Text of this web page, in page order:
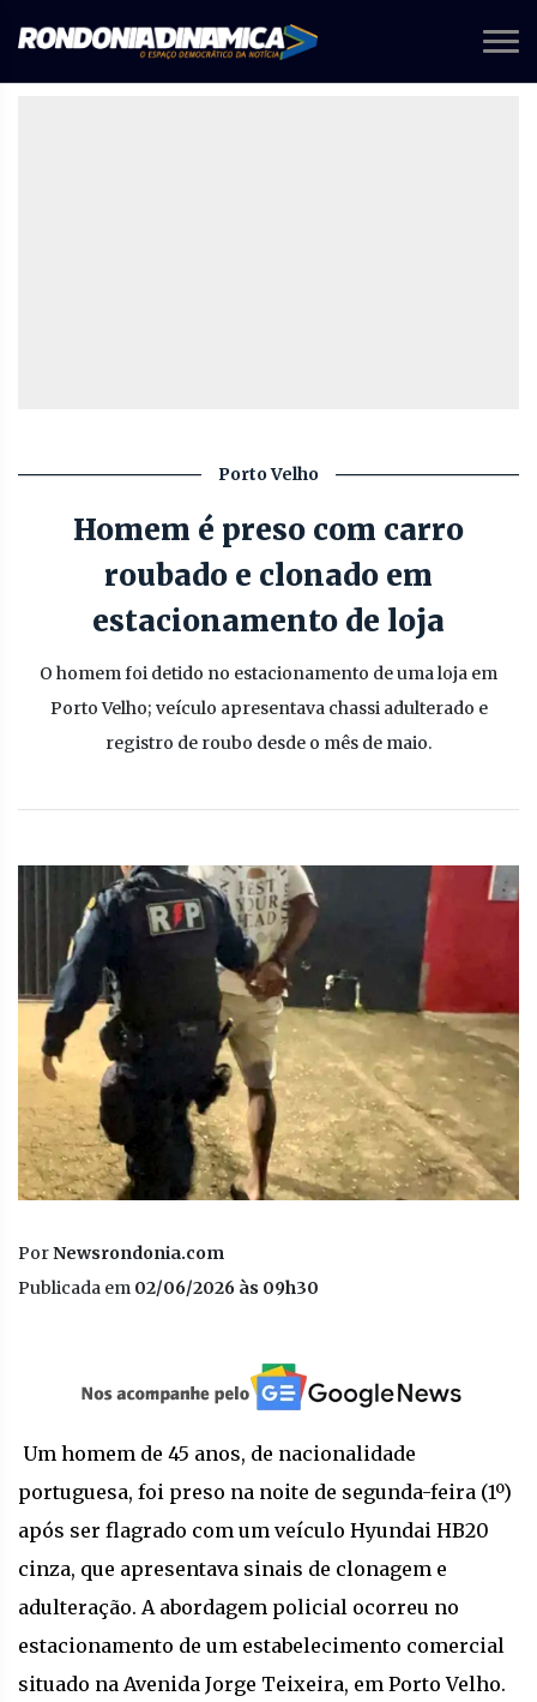
Porto Velho
Homem é preso com carro
roubado e clonado em
estacionamento de loja
O homem foi detido no estacionamento de uma loja em
Porto Velho; veículo apresentava chassi adulterado e
registro de roubo desde o mês de maio.
PorNewsrondonia.com
Publicada em 02/06/2026 às 09h30
Um homem de 45 anos, de nacionalidade
portuguesa, foi preso na noite de segunda-feira (1º)
após ser flagrado com um veículo Hyundai HB20
cinza, que apresentava sinais de clonagem e
adulteração. A abordagem policial ocorreu no
estacionamento de um estabelecimento comercial
situado na Avenida Jorge Teixeira, em Porto Velho.